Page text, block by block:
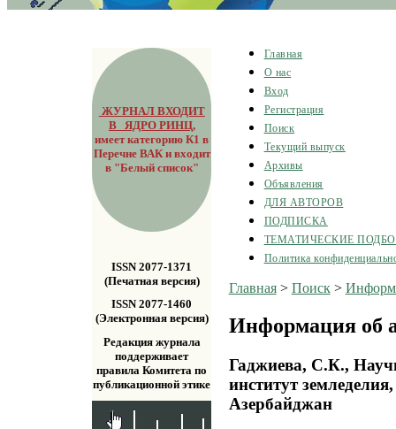
ЖУРНАЛ ВХОДИТ
В ЯДРО РИНЦ,
имеет категорию К1 в
Перечне ВАК и входит
в "Белый список"
ISSN 2077-1371
(Печатная версия)
ISSN 2077-1460
(Электронная версия)
Редакция журнала
поддерживает
правила Комитета по
публикационной этике
Главная
О нас
Вход
Регистрация
Поиск
Текущий выпуск
Архивы
Объявления
ДЛЯ АВТОРОВ
ПОДПИСКА
ТЕМАТИЧЕСКИЕ
Политика
Главная> Поиск>
Информация об
Гаджиева, С.К.,
институт
Азербайджан